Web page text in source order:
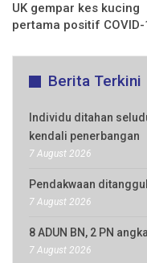
UK gempar kes kucing
pertama positif COVID-
Berita Terkini
Individu ditahan
kendali penerbangan
7 August 2026
Pendakwaan
7 August 2026
8 ADUN BN, 2 PN
7 August 2026